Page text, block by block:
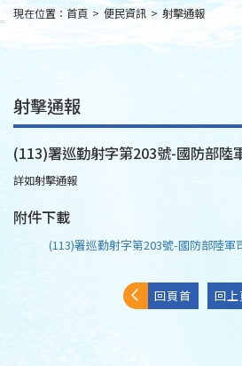
:::
現在位置： 首頁 > 便民資訊 > 射擊通報
射擊通報
(113)署巡勤射字第203號-國防部陸
詳如射擊通報
附件下載
(113)署巡勤射字第203號-國防部陸軍
回頁首 回上